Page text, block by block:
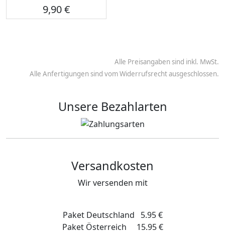
9,90 €
Alle Preisangaben sind inkl. MwSt.
Alle Anfertigungen sind vom Widerrufsrecht ausgeschlossen.
Unsere Bezahlarten
Versandkosten
Wir versenden mit
Paket Deutschland 5.95 €
Paket Österreich 15.95 €